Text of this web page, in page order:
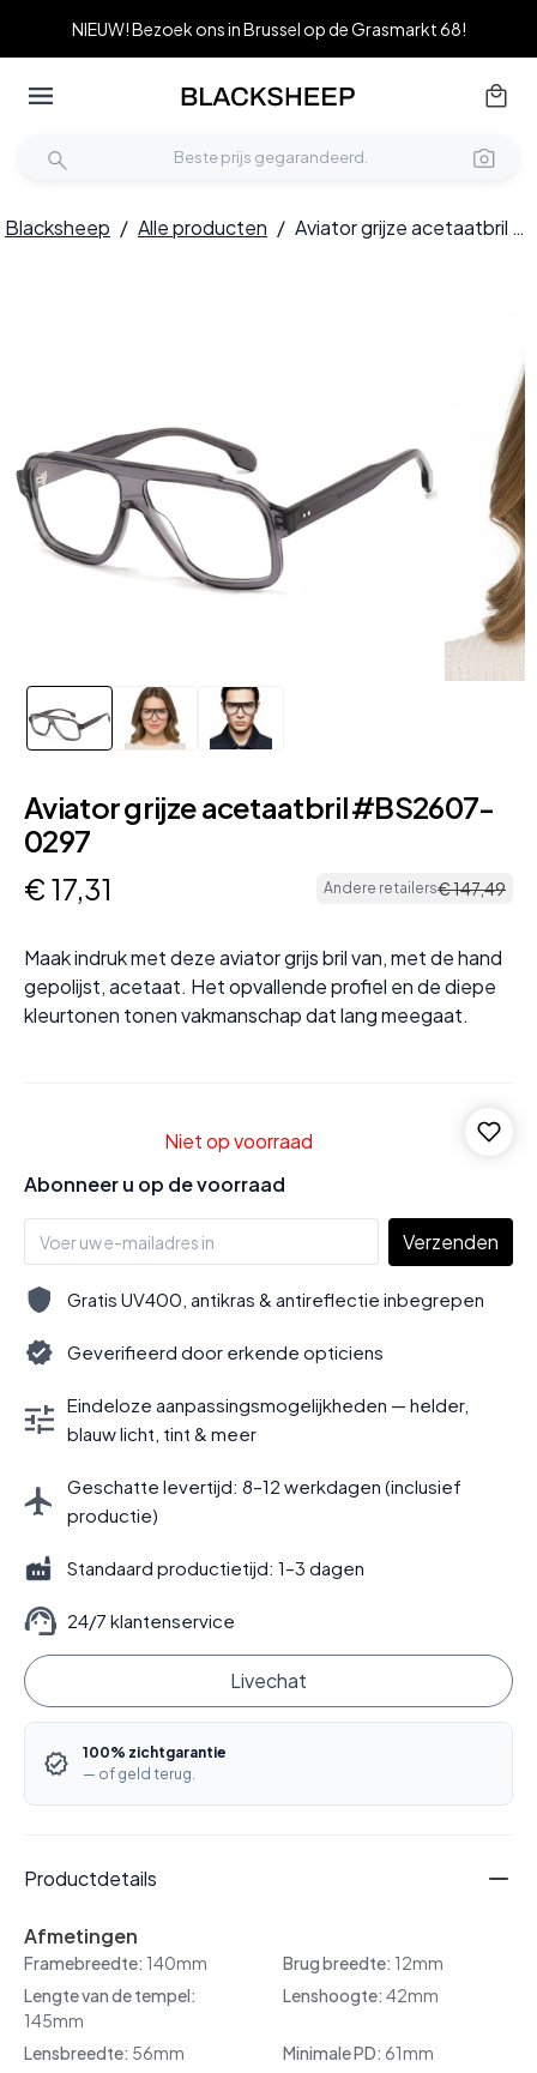
NIEUW! Bezoek ons in Brussel op de Grasmarkt 68!
Blacksheep / Alle producten / Aviator grijze acetaatbril #BS2607-0297
Aviator grijze acetaatbril #BS2607-
0297
€ 17,31 Andere retailers€147,49
Maak indruk met deze aviator grijs bril van, met de hand
gepolijst, acetaat. Het opvallende profiel en de diepe
kleurtonen tonen vakmanschap dat lang meegaat.
Niet op voorraad
Abonneer u op de voorraad
Verzenden
Gratis UV400, antikras & antireflectie inbegrepen
Geverifieerd door erkende opticiens
Eindeloze aanpassingsmogelijkheden — helder,
blauw licht, tint & meer
Geschatte levertijd: 8–12 werkdagen (inclusief
productie)
Standaard productietijd: 1–3 dagen
24/7 klantenservice
Livechat
100% zichtgarantie
— of geld terug.
Productdetails
Afmetingen
Framebreedte: 140mm Brug breedte: 12mm
Lengte van de tempel:
145mm
Lenshoogte: 42mm
Lensbreedte: 56mm Minimale PD: 61mm